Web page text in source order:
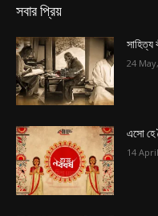
সবার প্রিয়
24
এসো হে
14